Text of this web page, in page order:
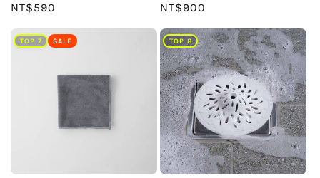
商：
定
NT$590
商：
定
NT$900
TOP 7 SALE TOP 8